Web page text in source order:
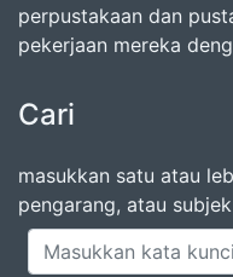
perpustakaan dan
pekerjaan mereka
Cari
masukkan satu atau
pengarang, atau subjek